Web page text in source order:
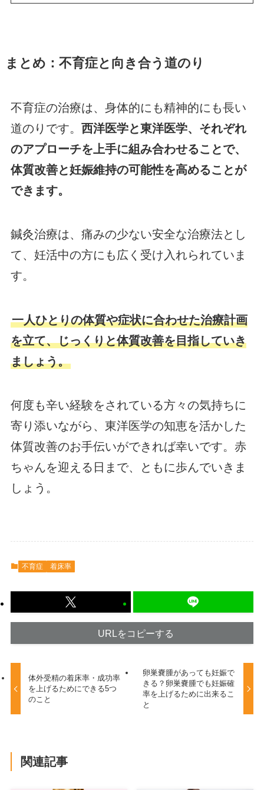
まとめ：不育症と向き合う道のり
不育症の治療は、身体的にも精神的にも長い
道のりです。 西洋医学と東洋医学、それぞれ
のアプローチを上手に組み合わせることで、
体質改善と妊娠維持の可能性を高めることが
できます。
鍼灸治療は、痛みの少ない安全な治療法とし
て、妊活中の方にも広く受け入れられていま
す。
一人ひとりの体質や症状に合わせた治療計画
を立て、じっくりと体質改善を目指していき
ましょう。
何度も辛い経験をされている方々の気持ちに
寄り添いながら、東洋医学の知恵を活かした
体質改善のお手伝いができれば幸いです。赤
ちゃんを迎える日まで、ともに歩んでいきま
しょう。
不育症 着床率
URLをコピーする
体外受精の着床率・成功率
を上げるためにできる5つ
のこと
卵巣嚢腫があっても妊娠で
きる？卵巣嚢腫でも妊娠確
率を上げるために出来るこ
と
関連記事